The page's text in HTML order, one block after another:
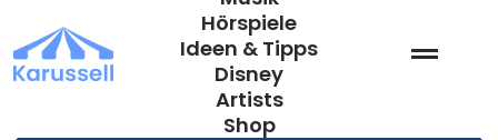
Inhalt
springen
Hörspiele
Ideen & Tipps
Disney
Artists
Shop